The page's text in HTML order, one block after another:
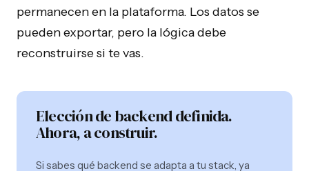
permanecen en la plataforma. Los datos se
pueden exportar, pero la lógica debe
reconstruirse si te vas.
Elección de backend definida.
Ahora, a construir.
Si sabes qué backend se adapta a tu stack, ya
Desarrollo de MVP
© 2026 NocodeAssistant. Todos los derechos reservados.